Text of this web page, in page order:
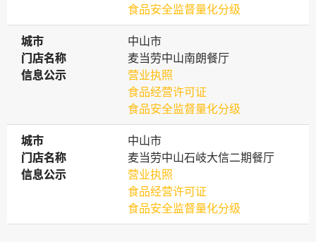
食品安全监督量化分级
城市
城市
中山市
门店名称
门店名称
麦当劳中山南朗餐厅
信息公示
信息公示
营业执照
食品经营许可证
食品安全监督量化分级
城市
城市
中山市
门店名称
门店名称
麦当劳中山石岐大信二期餐厅
信息公示
信息公示
营业执照
食品经营许可证
食品安全监督量化分级